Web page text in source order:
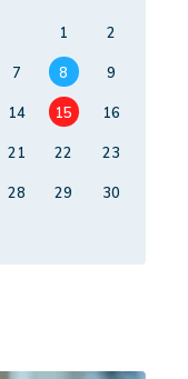
1
2
7 8
9
14 15
16
21 22
23
28 29
30